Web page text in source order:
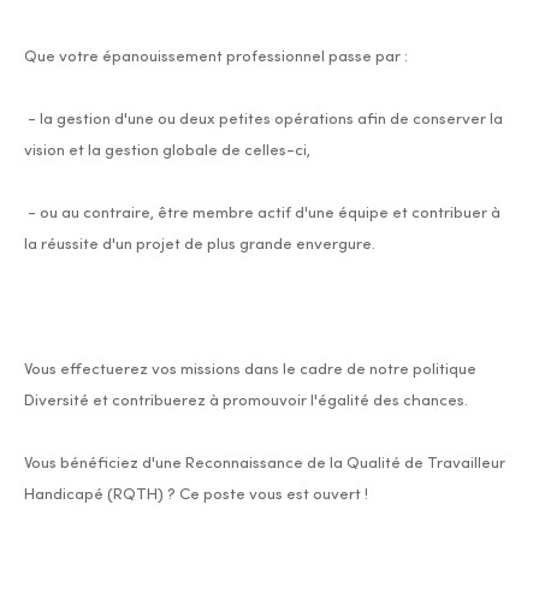
Que votre épanouissement professionnel passe par :
- la gestion d'une ou deux petites opérations afin de conserver la
vision et la gestion globale de celles-ci,
- ou au contraire, être membre actif d'une équipe et contribuer à
la réussite d'un projet de plus grande envergure.
Vous effectuerez vos missions dans le cadre de notre politique
Diversité et contribuerez à promouvoir l'égalité des chances.
Vous bénéficiez d'une Reconnaissance de la Qualité de Travailleur
Handicapé (RQTH) ? Ce poste vous est ouvert !